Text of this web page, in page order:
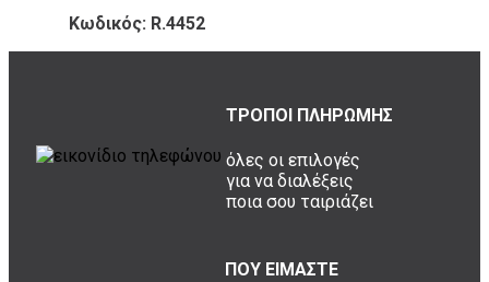
Κωδικός: R.4452
ΤΡΟΠΟΙ ΠΛΗΡΩΜΗΣ
όλες οι επιλογές
για να διαλέξεις
ποια σου ταιριάζει
ΠΟΥ ΕΙΜΑΣΤΕ